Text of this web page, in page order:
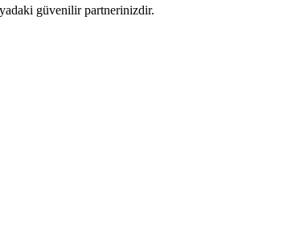
güvenilir partnerinizdir.